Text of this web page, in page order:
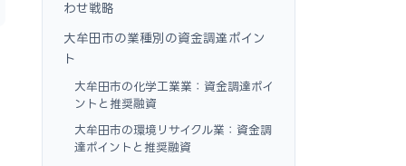
わせ戦略
大牟田市の業種別の資金調達ポイン
ト
大牟田市の化学工業業：資金調達ポイ
ントと推奨融資
大牟田市の環境リサイクル業：資金調
達ポイントと推奨融資